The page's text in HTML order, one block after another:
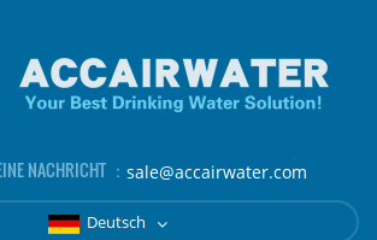
NACHRICHT ： sale@accairwater.com
Deutsch